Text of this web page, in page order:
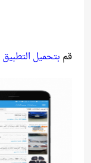
قم بتحميل التطبيق